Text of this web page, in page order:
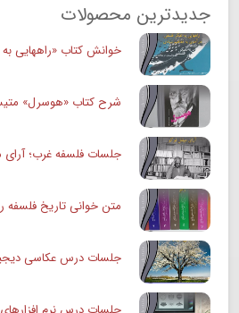
جدیدترین محصولات
خوانش کتاب «راههایی به
شرح کتاب «هوسرل»
جلسات فلسفه غرب؛
متن خوانی تاریخ فلسفه
جلسات درس عکاسی